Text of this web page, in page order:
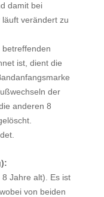
damit bei
verändert zu
ist, dient die
der
anderen 8
Jahre alt). Es ist
von beiden